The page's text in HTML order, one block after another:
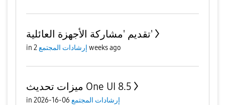
تقديم 'مشاركة الأجهزة العائلية'
in إرشادات المجتمع 2 weeks ago
ميزات تحديث One UI 8.5
in إرشادات المجتمع 06-16-2026